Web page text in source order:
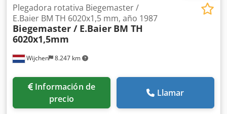
Wijchen 8.247 km
Plegadora rotativa Biegemaster /
E.Baier BM TH 6020x1,5 mm, año 1987
Biegemaster / E.Baier BM TH
6020x1,5mm
Información de
precio
Llamar